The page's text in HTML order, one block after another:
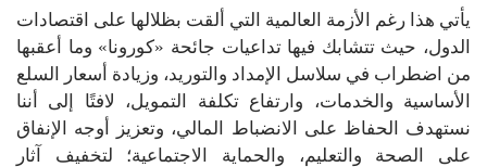
يأتي هذا رغم الأزمة العالمية التي ألقت بظلالها على اقتصادات
الدول، حيث تتشابك فيها تداعيات جائحة «كورونا» وما أعقبها
من اضطراب في سلاسل الإمداد والتوريد، وزيادة أسعار السلع
الأساسية والخدمات، وارتفاع تكلفة التمويل، لافتًا إلى أننا
نستهدف الحفاظ على الانضباط المالي، وتعزيز أوجه الإنفاق
على الصحة والتعليم، والحماية الاجتماعية؛ لتخفيف آثار